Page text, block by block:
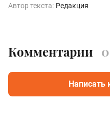
Автор текста: Редакция
Комментарии 0
Написать